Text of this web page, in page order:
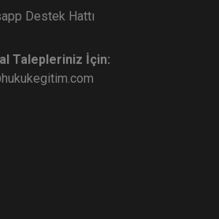
Hukuku Enstitüsü
Destek Hattı
Talepleriniz İçin: